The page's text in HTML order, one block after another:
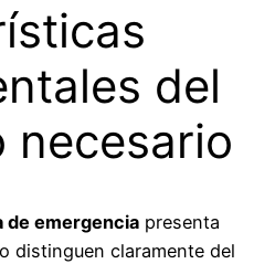
del
necesario
de emergencia presenta
distinguen claramente del